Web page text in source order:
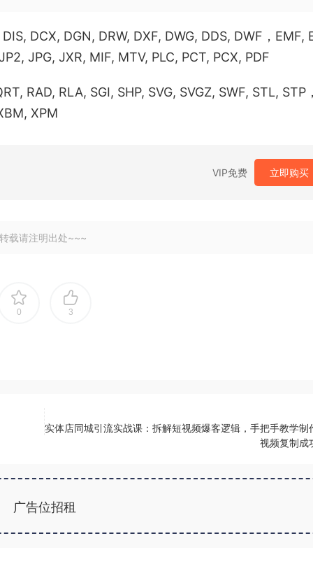
DCX, DGN, DRW, DXF, DWG, DDS, DWF，EMF,
JPG, JXR, MIF, MTV, PLC, PCT, PCX, PDF
RAD, RLA, SGI, SHP, SVG, SVGZ, SWF, STL, STP，
XPM
VIP免费 立即购买
载请注明出处~~~
0 3
实体店同城引流实战课：拆解短视频爆客逻辑，手把手教学制
视频复制成
广告位招租